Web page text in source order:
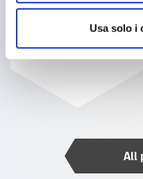
Usa solo i
TITANCRIL
All